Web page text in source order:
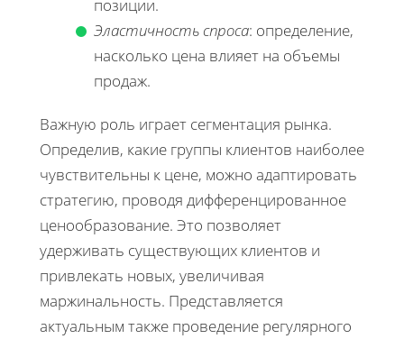
позиции.
Эластичность спроса: определение,
насколько цена влияет на объемы
продаж.
Важную роль играет сегментация рынка.
Определив, какие группы клиентов наиболее
чувствительны к цене, можно адаптировать
стратегию, проводя дифференцированное
ценообразование. Это позволяет
удерживать существующих клиентов и
привлекать новых, увеличивая
маржинальность. Представляется
актуальным также проведение регулярного